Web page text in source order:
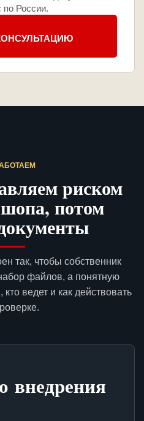
по России.
риском
потом
так, чтобы собственник
файлов, а понятную
ведет и как действовать
внедрения